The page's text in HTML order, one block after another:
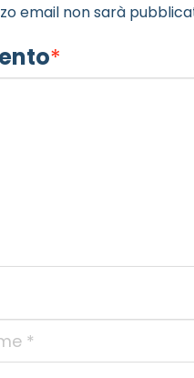
email non sarà
*